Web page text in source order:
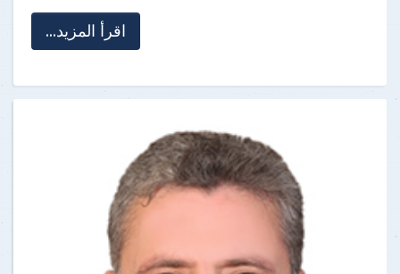
اقرأ المزيد...